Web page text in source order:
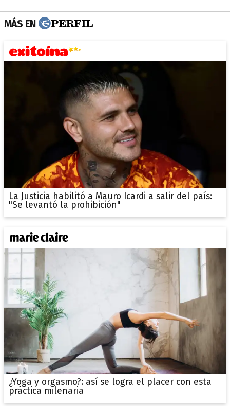
MÁS EN
La Justicia habilitó a Mauro Icardi a salir del país:
"Se levantó la prohibición"
¿Yoga y orgasmo?: así se logra el placer con esta
práctica milenaria